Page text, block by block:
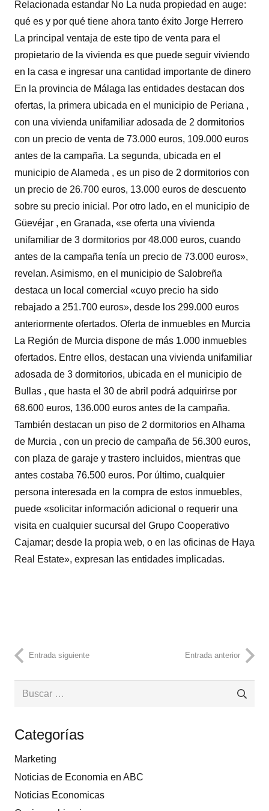
Relacionada estandar No La nuda propiedad en auge:
qué es y por qué tiene ahora tanto éxito Jorge Herrero
La principal ventaja de este tipo de venta para el
propietario de la vivienda es que puede seguir viviendo
en la casa e ingresar una cantidad importante de dinero
En la provincia de Málaga las entidades destacan dos
ofertas, la primera ubicada en el municipio de Periana ,
con una vivienda unifamiliar adosada de 2 dormitorios
con un precio de venta de 73.000 euros, 109.000 euros
antes de la campaña. La segunda, ubicada en el
municipio de Alameda , es un piso de 2 dormitorios con
un precio de 26.700 euros, 13.000 euros de descuento
sobre su precio inicial. Por otro lado, en el municipio de
Güevéjar , en Granada, «se oferta una vivienda
unifamiliar de 3 dormitorios por 48.000 euros, cuando
antes de la campaña tenía un precio de 73.000 euros»,
revelan. Asimismo, en el municipio de Salobreña
destaca un local comercial «cuyo precio ha sido
rebajado a 251.700 euros», desde los 299.000 euros
anteriormente ofertados. Oferta de inmuebles en Murcia
La Región de Murcia dispone de más 1.000 inmuebles
ofertados. Entre ellos, destacan una vivienda unifamiliar
adosada de 3 dormitorios, ubicada en el municipio de
Bullas , que hasta el 30 de abril podrá adquirirse por
68.600 euros, 136.000 euros antes de la campaña.
También destacan un piso de 2 dormitorios en Alhama
de Murcia , con un precio de campaña de 56.300 euros,
con plaza de garaje y trastero incluidos, mientras que
antes costaba 76.500 euros. Por último, cualquier
persona interesada en la compra de estos inmuebles,
puede «solicitar información adicional o requerir una
visita en cualquier sucursal del Grupo Cooperativo
Cajamar; desde la propia web, o en las oficinas de Haya
Real Estate», expresan las entidades implicadas.
Entrada siguiente Entrada anterior
Buscar:
Categorías
Marketing
Noticias de Economia en ABC
Noticias Economicas